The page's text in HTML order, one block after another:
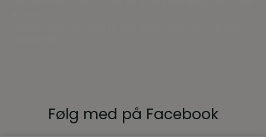
Følg med på Facebook